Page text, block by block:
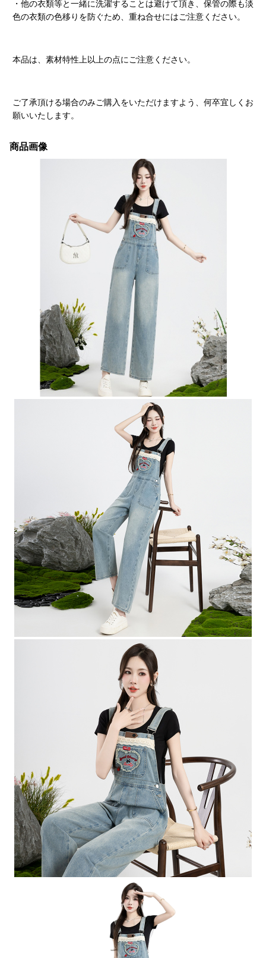
・他の衣類等と一緒に洗濯することは避けて頂き、保管の際も淡
色の衣類の色移りを防ぐため、重ね合せにはご注意ください。
本品は、素材特性上以上の点にご注意ください。
ご了承頂ける場合のみご購入をいただけますよう、何卒宜しくお
願いいたします。
商品画像